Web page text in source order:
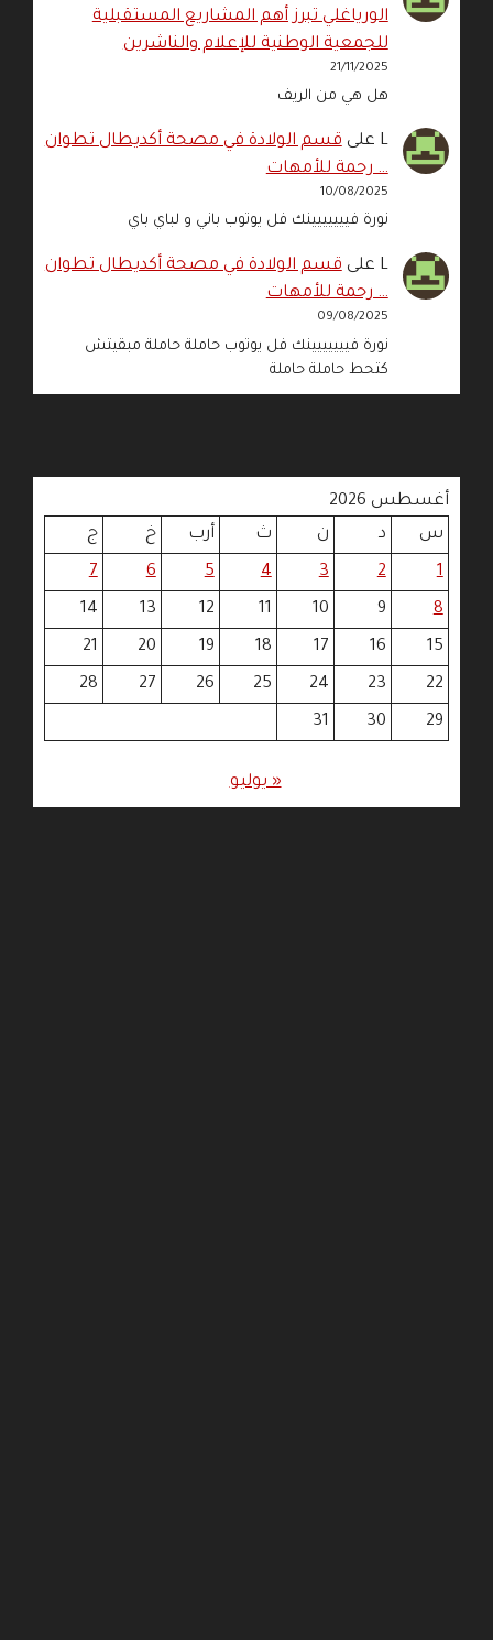
الورياغلي تبرز أهم المشاريع المستقبلية
للجمعية الوطنية للإعلام والناشرين
21/11/2025
هل هي من الريف
L علىقسم الولادة في مصحة أكديطال تطوان
… رحمة للأمهات
10/08/2025
نورة فييييييينك فل يوتوب باني و لباي باي
L علىقسم الولادة في مصحة أكديطال تطوان
… رحمة للأمهات
09/08/2025
نورة فييييييينك فل يوتوب حاملة حاملة مبقيتش
كتحط حاملة حاملة
أغسطس 2026
س
د ن ث أرب خ
ج
1
2
3
4
5
6
7
8
9
10
11
12
13
14
15
16
17
18
19
20
21
22
23
24
25
26
27
28
29
30
31
« يوليو